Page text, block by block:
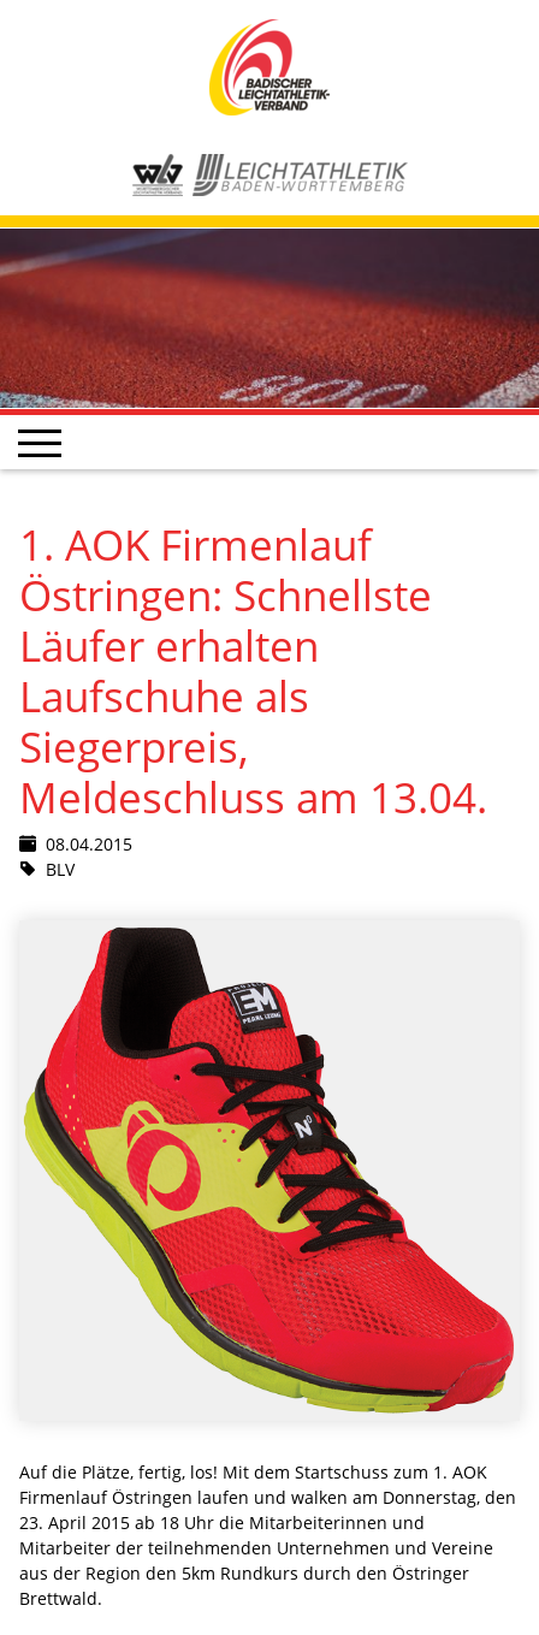
1. AOK Firmenlauf
Östringen: Schnellste
Läufer erhalten
Laufschuhe als
Siegerpreis,
Meldeschluss am 13.04.
08.04.2015
BLV
Auf die Plätze, fertig, los! Mit dem Startschuss zum 1. AOK
Firmenlauf Östringen laufen und walken am Donnerstag, den
23. April 2015 ab 18 Uhr die Mitarbeiterinnen und
Mitarbeiter der teilnehmenden Unternehmen und Vereine
aus der Region den 5km Rundkurs durch den Östringer
Brettwald.